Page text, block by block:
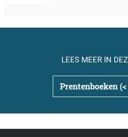
Prentenboeken
LEES MEER IN